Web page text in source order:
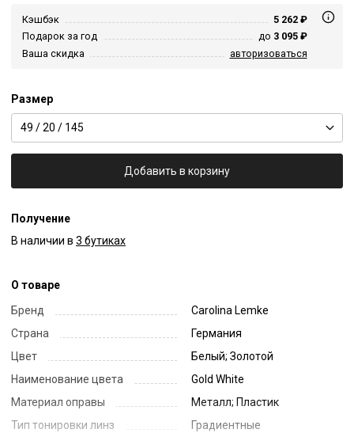
Кэшбэк
5 262 ₽
Подарок за год
до 3 095 ₽
Ваша скидка
авторизоваться
Размер
49 / 20 / 145
Добавить в корзину
Получение
В наличии в 3 бутиках
О товаре
Бренд
Carolina Lemke
Страна
Германия
Цвет
Белый; Золотой
Наименование цвета
Gold White
Материал оправы
Металл; Пластик
Тип тонировки линз
Градиентные